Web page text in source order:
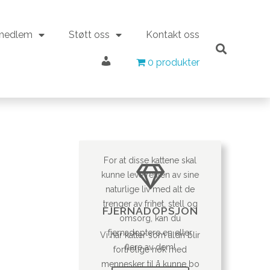
Støtt oss Kontakt oss
Min konto 0 produkter
0 produkter
FJERNADOPSJON
Vi har katter som aldri blir
fortrolige nok med
mennesker til å kunne bo
For at disse kattene skal
kunne leve resten av sine
naturlige liv med alt de
trenger av frihet, stell og
omsorg, kan du
fjernadoptere en eller
flere av dem!